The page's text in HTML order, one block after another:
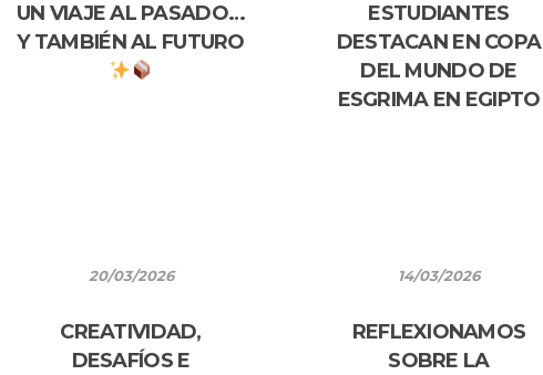
UN VIAJE AL PASADO…
Y TAMBIÉN AL FUTURO
ESTUDIANTES
DESTACAN EN COPA
DEL MUNDO DE
ESGRIMA EN EGIPTO
20/03/2026
CREATIVIDAD,
DESAFÍOS E
14/03/2026
REFLEXIONAMOS
SOBRE LA